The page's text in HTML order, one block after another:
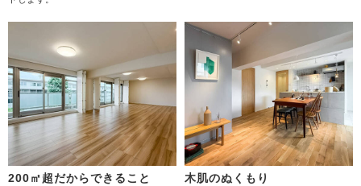
200㎡超だからできること 木肌のぬくもり